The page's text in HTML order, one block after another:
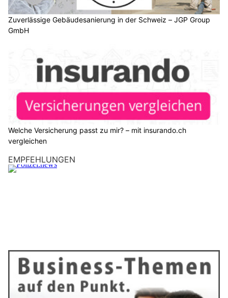
Zuverlässige Gebäudesanierung in der Schweiz – JGP Group
GmbH
Welche Versicherung passt zu mir? – mit insurando.ch
vergleichen
EMPFEHLUNGEN